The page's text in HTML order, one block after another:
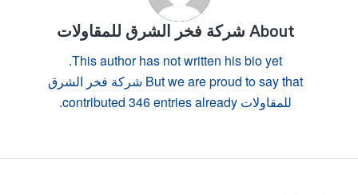
About شركة فخر الشرق للمقاولات
This author has not written his bio yet.
But we are proud to say that شركة فخر الشرق
للمقاولات contributed 346 entries already.